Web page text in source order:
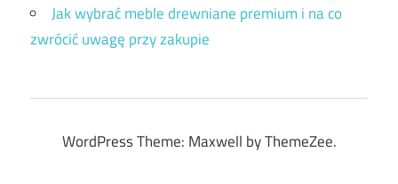
Jak wybrać meble drewniane premium i na co
zwrócić uwagę przy zakupie
WordPress Theme: Maxwell by ThemeZee.